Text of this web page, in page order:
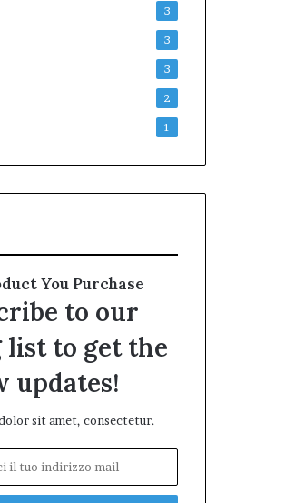
3
3
3
2
1
You Purchase
to our
to get the
updates!
sit amet, consectetur.